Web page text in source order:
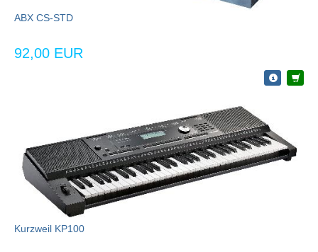
ABX CS-STD
92,00 EUR
Kurzweil KP100